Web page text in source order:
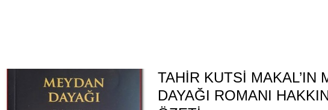
TAHİR KUTSİ MAKAL’IN
DAYAĞI ROMANI